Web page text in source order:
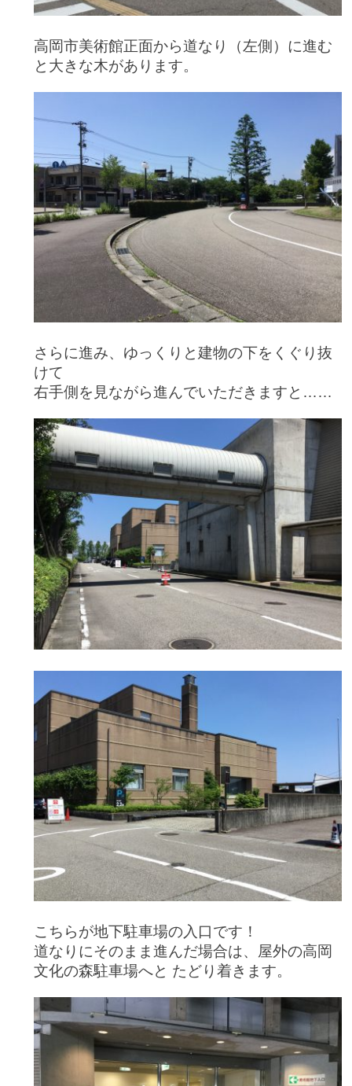
高岡市美術館正面から道なり（左側）に進む
と大きな木があります。
さらに進み、ゆっくりと建物の下をくぐり抜
けて
右手側を見ながら進んでいただきますと……
こちらが地下駐車場の入口です！
道なりにそのまま進んだ場合は、屋外の高岡
文化の森駐車場へと たどり着きます。